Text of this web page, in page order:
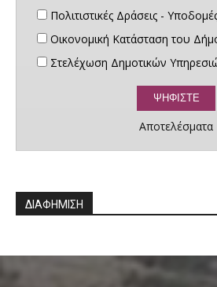
Πολιτιστικές Δράσεις -
Οικονομική Κατάσταση του
Στελέχωση Δημοτικών
Αποτελέσματα
ΔΙΑΦΗΜΙΣΗ